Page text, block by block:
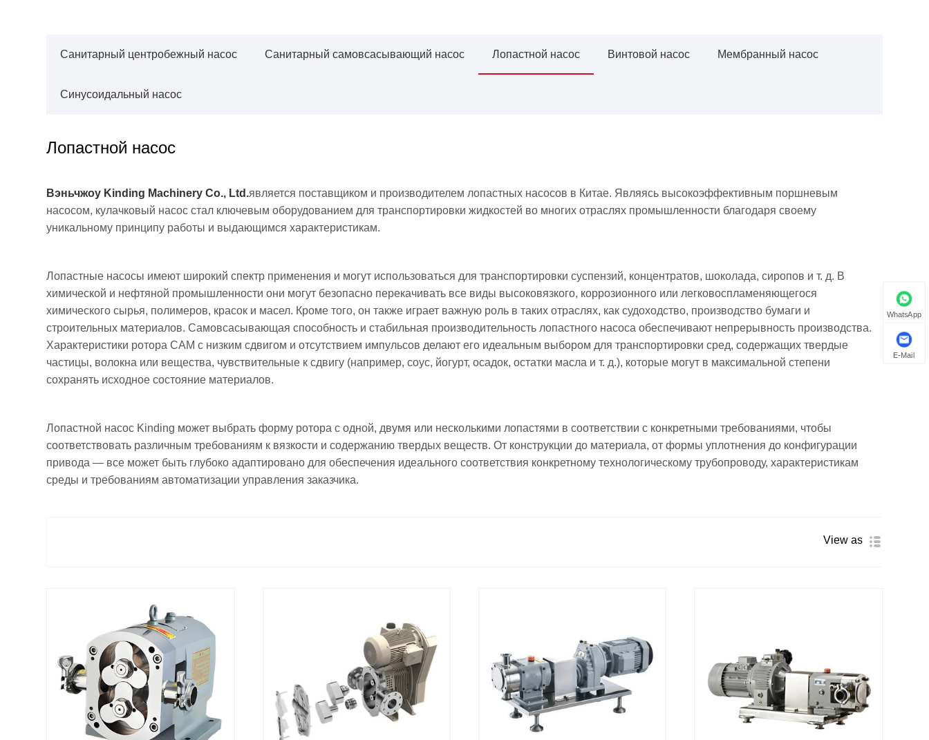
Санитарный центробежный насос Санитарный самовсасывающий насос Лопастной насос Винтовой насос Мембранный насос
Синусоидальный насос
Лопастной насос
Вэньчжоу Kinding Machinery Co., Ltd.является поставщиком и производителем лопастных насосов в Китае. Являясь высокоэффективным поршневым
насосом, кулачковый насос стал ключевым оборудованием для транспортировки жидкостей во многих отраслях промышленности благодаря своему
уникальному принципу работы и выдающимся характеристикам.
Лопастные насосы имеют широкий спектр применения и могут использоваться для транспортировки суспензий, концентратов, шоколада, сиропов и т. д. В
химической и нефтяной промышленности они могут безопасно перекачивать все виды высоковязкого, коррозионного или легковоспламеняющегося
химического сырья, полимеров, красок и масел. Кроме того, он также играет важную роль в таких отраслях, как судоходство, производство бумаги и
строительных материалов. Самовсасывающая способность и стабильная производительность лопастного насоса обеспечивают непрерывность производства.
Характеристики ротора CAM с низким сдвигом и отсутствием импульсов делают его идеальным выбором для транспортировки сред, содержащих твердые
частицы, волокна или вещества, чувствительные к сдвигу (например, соус, йогурт, осадок, остатки масла и т. д.), которые могут в максимальной степени
сохранять исходное состояние материалов.
Лопастной насос Kinding может выбрать форму ротора с одной, двумя или несколькими лопастями в соответствии с конкретными требованиями, чтобы
соответствовать различным требованиям к вязкости и содержанию твердых веществ. От конструкции до материала, от формы уплотнения до конфигурации
привода — все может быть глубоко адаптировано для обеспечения идеального соответствия конкретному технологическому трубопроводу, характеристикам
среды и требованиям автоматизации управления заказчика.
View as
WhatsApp
E-Mail